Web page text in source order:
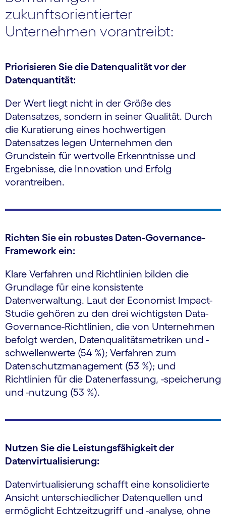
zukunftsorientierter
Unternehmen vorantreibt:
Priorisieren Sie die Datenqualität vor der
Datenquantität:
Der Wert liegt nicht in der Größe des
Datensatzes, sondern in seiner Qualität. Durch
die Kuratierung eines hochwertigen
Datensatzes legen Unternehmen den
Grundstein für wertvolle Erkenntnisse und
Ergebnisse, die Innovation und Erfolg
vorantreiben.
Richten Sie ein robustes Daten-Governance-
Framework ein:
Klare Verfahren und Richtlinien bilden die
Grundlage für eine konsistente
Datenverwaltung. Laut der Economist Impact-
Studie gehören zu den drei wichtigsten Data-
Governance-Richtlinien, die von Unternehmen
befolgt werden, Datenqualitätsmetriken und -
schwellenwerte (54 %); Verfahren zum
Datenschutzmanagement (53 %); und
Richtlinien für die Datenerfassung, -speicherung
und -nutzung (53 %).
Nutzen Sie die Leistungsfähigkeit der
Datenvirtualisierung:
Datenvirtualisierung schafft eine konsolidierte
Ansicht unterschiedlicher Datenquellen und
ermöglicht Echtzeitzugriff und -analyse, ohne